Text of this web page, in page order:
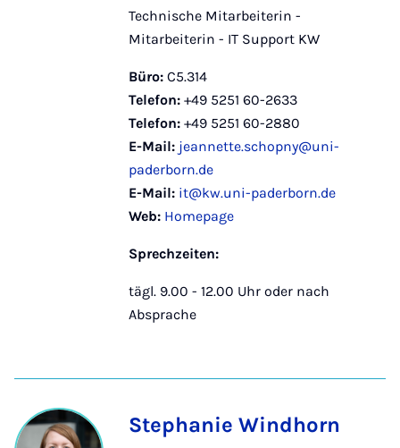
Technische Mitarbeiterin -
Mitarbeiterin - IT Support KW
Büro: C5.314
Telefon: +49 5251 60-2633
Telefon: +49 5251 60-2880
E-Mail: jeannette.schopny@uni-
paderborn.de
E-Mail: it@kw.uni-paderborn.de
Web: Homepage
Sprechzeiten:
tägl. 9.00 - 12.00 Uhr oder nach
Absprache
Stephanie Windhorn